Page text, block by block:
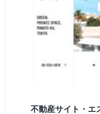
不動産サイト・エ